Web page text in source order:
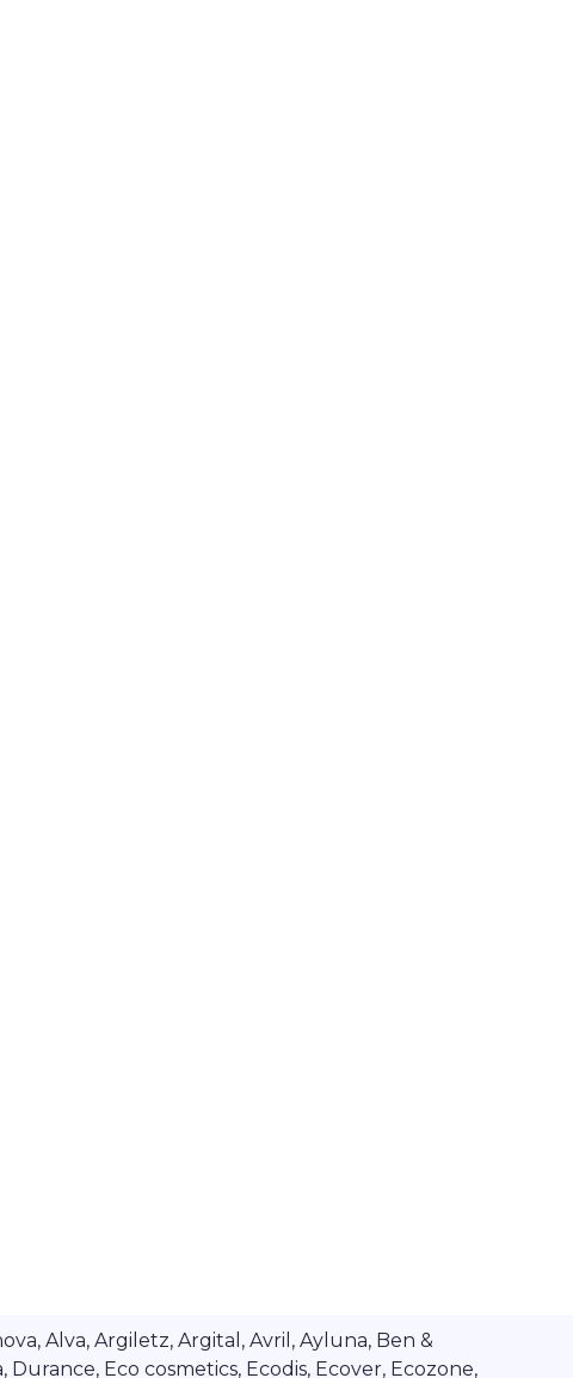
Alva, Argiletz, Argital, Avril, Ayluna, Ben &
Eco cosmetics, Ecodis, Ecover, Ecozone,